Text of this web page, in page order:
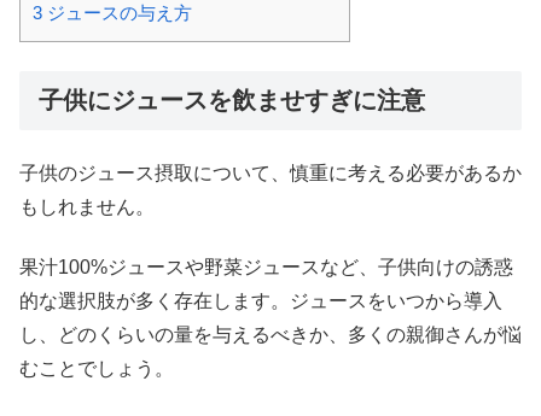
3 ジュースの与え方
子供にジュースを飲ませすぎに注意
子供のジュース摂取について、慎重に考える必要があるか
もしれません。
果汁100%ジュースや野菜ジュースなど、子供向けの誘惑
的な選択肢が多く存在します。ジュースをいつから導入
し、どのくらいの量を与えるべきか、多くの親御さんが悩
むことでしょう。